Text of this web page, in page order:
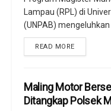
Lampau (RPL) di
(UNPAB) mengeluhkan
READ MORE
Maling Motor
Ditangkap Polsek